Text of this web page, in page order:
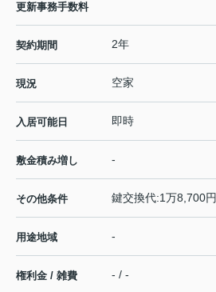
更新事務手数料
契約期間 2年
現況 空家
入居可能日 即時
敷金積み増し -
その他条件 鍵交換代:1万8,700円
用途地域 -
権利金 / 雑費 - / -